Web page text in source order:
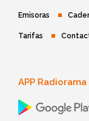
Emisoras
Tarifas
APP Radiorama